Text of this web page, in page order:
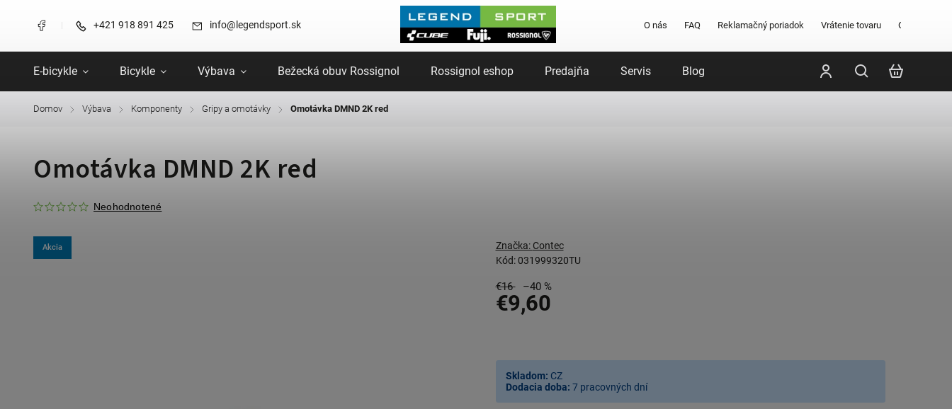
+421 918 891 425 info@legendsport.sk O nás FAQ Reklamačný poriadok Vrátenie tovaru Obchodné
E-bicykle Bicykle Výbava Bežecká obuv Rossignol Rossignol eshop Predajňa Servis Blog Značky
Domov / Výbava / Komponenty / Gripy a omotávky / Omotávka DMND 2K red
Omotávka DMND 2K red
Neohodnotené
Akcia
Kód: 031999320TU
Značka: Contec
€16 –40 %
€9,60
Skladom: CZ
Dodacia doba: 7 pracovných dní